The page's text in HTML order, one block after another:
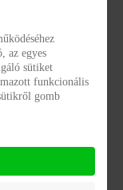
A kormány
- fűzte
olyan ingyenes
épül ki, amelyet
az egyes
sütiket
funkcionális
gomb